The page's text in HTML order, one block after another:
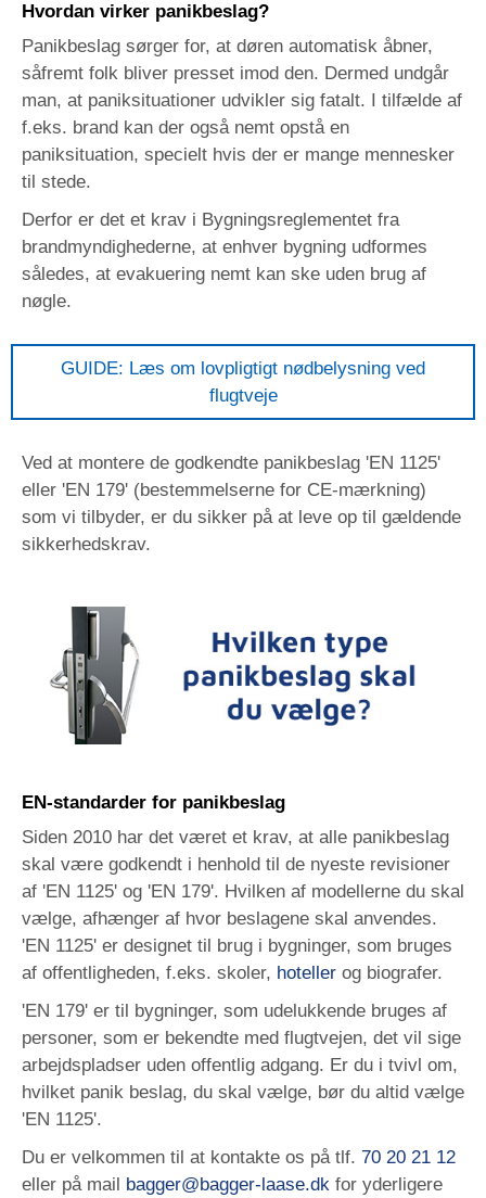
Hvordan virker panikbeslag?
Panikbeslag sørger for, at døren automatisk åbner,
såfremt folk bliver presset imod den. Dermed undgår
man, at paniksituationer udvikler sig fatalt. I tilfælde af
f.eks. brand kan der også nemt opstå en
paniksituation, specielt hvis der er mange mennesker
til stede.
Derfor er det et krav i Bygningsreglementet fra
brandmyndighederne, at enhver bygning udformes
således, at evakuering nemt kan ske uden brug af
nøgle.
GUIDE: Læs om lovpligtigt nødbelysning ved
flugtveje
Ved at montere de godkendte panikbeslag 'EN 1125'
eller 'EN 179' (bestemmelserne for CE-mærkning)
som vi tilbyder, er du sikker på at leve op til gældende
sikkerhedskrav.
EN-standarder for panikbeslag
Siden 2010 har det været et krav, at alle panikbeslag
skal være godkendt i henhold til de nyeste revisioner
af 'EN 1125' og 'EN 179'. Hvilken af modellerne du skal
vælge, afhænger af hvor beslagene skal anvendes.
'EN 1125' er designet til brug i bygninger, som bruges
af offentligheden, f.eks. skoler, hoteller og biografer.
'EN 179' er til bygninger, som udelukkende bruges af
personer, som er bekendte med flugtvejen, det vil sige
arbejdspladser uden offentlig adgang. Er du i tvivl om,
hvilket panik beslag, du skal vælge, bør du altid vælge
'EN 1125'.
Du er velkommen til at kontakte os på tlf. 70 20 21 12
eller på mail
bagger@bagger-laase.dk for yderligere